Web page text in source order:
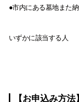
●市内にある墓地また
いずかに該当する人
【お申込み方法】